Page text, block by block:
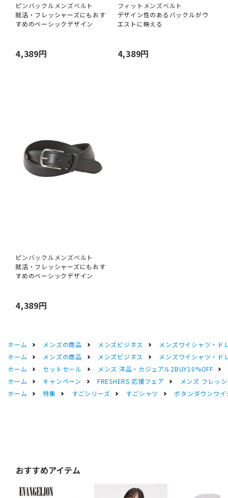
ピンバックルメンズベルト
就活・フレッシャーズにもおす
すめのベーシックデザイン
4,389円
フィットメンズベルト
デザイン性のあるバックルがウ
エストに映える
4,389円
ピンバックルメンズベルト
就活・フレッシャーズにもおす
すめのベーシックデザイン
4,389円
ホーム メンズの商品 メンズビジネス
メンズワイシャツ・ド
ホーム
メンズの商品 メンズビジネス
メンズワイシャツ・ド
ホーム
セットセール
メンズ 洋品・カジュアル2BUY10%OFF
ホーム
キャンペーン FRESHERS 応援フェア
メンズ フレッ
ホーム
特集 すごシリーズ すごシャツ ボタンダウンワ